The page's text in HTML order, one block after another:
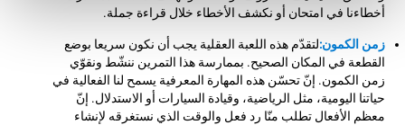
أخطاءنا في امتحان أو نكشف الأخطاء خلال قراءة جملة.
زمن الكمون:لتقدّم هذه اللعبة العقلية يجب أن نكون سريعا بوضع
القطعة في المكان الصحيح. بممارسة هذا التمرين ننشّط ونقوّي
زمن الكمون. إنّ تحسّن هذه المهارة المعرفية يسمح لنا الفعالية في
حياتنا اليومية، مثل الرياضية، وقيادة السيارات أو الاستدلال. إنّ
معظم الأفعال تطلب منّا رد فعل والوقت الذي نستغرقه لإنشاء